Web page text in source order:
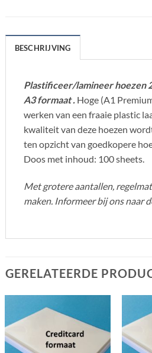
BESCHRIJVING
Plastificeer/lamineer hoezen
A3 formaat . Hoge (A1
werken van een fraaie plastic
kwaliteit van deze hoezen
ten opzicht van goedkopere
Doos met inhoud: 100 sheets.
Met grotere aantallen,
maken. Informeer bij ons naar
GERELATEERDE